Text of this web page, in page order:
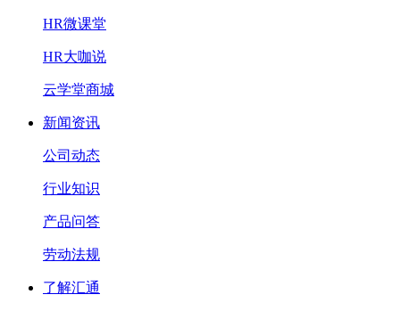
HR微课堂
HR大咖说
云学堂商城
新闻资讯
公司动态
行业知识
产品问答
劳动法规
了解汇通